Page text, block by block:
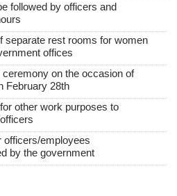
followed by officers and
separate rest rooms for women
offices
on the occasion of
February 28th
other work purposes to
employees
by the government